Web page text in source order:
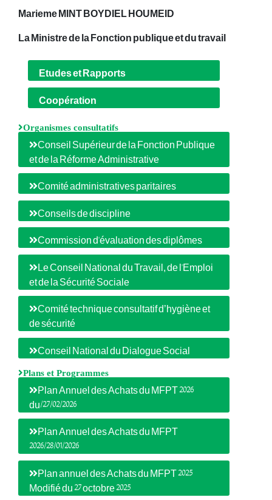
Marieme MINT BOYDIEL HOUMEID
La Ministre de la Fonction publique et du travail
Etudes et Rapports
Coopération
Organismes consultatifs
Conseil Supérieur de la Fonction Publique
et de la Réforme Administrative
Comité administratives paritaires
Conseils de discipline
Commission d'évaluation des diplômes
Le Conseil National du Travail, de l'Emploi
et de la Sécurité Sociale
Comité technique consultatif d’hygiène et
de sécurité
Conseil National du Dialogue Social
Plans et Programmes
Plan Annuel des Achats du MFPT 2026
du/27/02/2026
Plan Annuel des Achats du MFPT
2026/28/01/2026
Plan annuel des Achats du MFPT 2025
Modifié du 27 octobre 2025